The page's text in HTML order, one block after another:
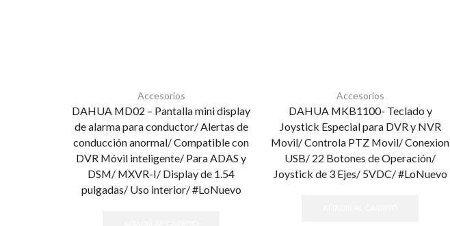
Accesorios
DAHUA MD02 – Pantalla mini display
de alarma para conductor/ Alertas de
conducción anormal/ Compatible con
DVR Móvil inteligente/ Para ADAS y
DSM/ MXVR-I/ Display de 1.54
pulgadas/ Uso interior/ #LoNuevo
Accesorios
DAHUA MKB1100- Teclado y
Joystick Especial para DVR y NVR
Movil/ Controla PTZ Movil/ Conexion
USB/ 22 Botones de Operación/
Joystick de 3 Ejes/ 5VDC/ #LoNuevo